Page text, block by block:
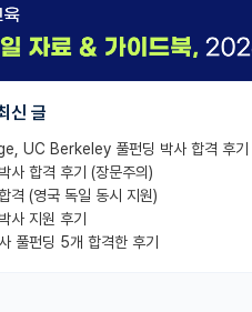
신 글
UC Berkeley 풀펀딩 박사 합격 후기
사 합격 후기 (장문주의)
격 (영국 독일 동시 지원)
사 지원 후기
풀펀딩 5개 합격한 후기